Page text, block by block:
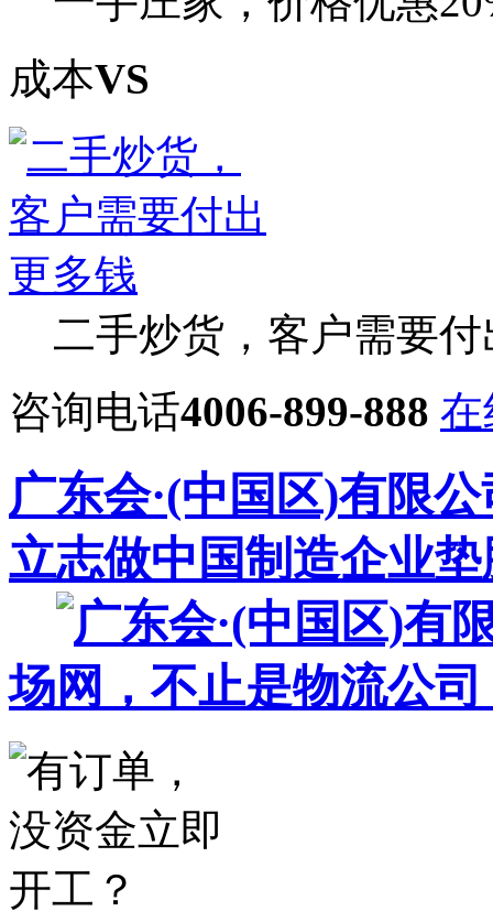
成本VS
二手炒货，客户需要
咨询电话4006-899-888 在
广东会·(中国区)有限
立志做中国制造企业
场